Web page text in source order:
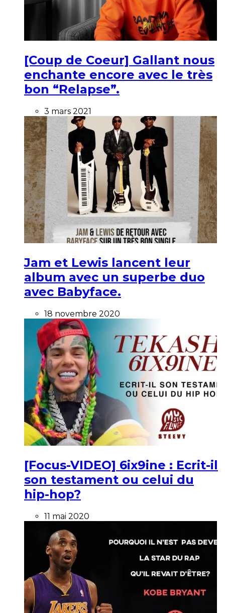
[Coup de Coeur] Gallant nous
enchante encore avec le très
bon “Relapse”.
3 mars 2021
Jam et Lewis lancent leur
album avec un superbe duo
avec Babyface.
18 novembre 2020
[Focus-VIDEO] 6ix9ine : Ecrit-il
son testament ou celui du
hip-hop?
11 mai 2020